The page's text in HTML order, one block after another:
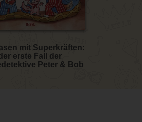
mit Superkräften:
erste Fall der
Peter & Bob